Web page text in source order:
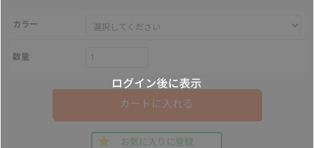
カラー
数量
カートに入れる
お気に入りに登録